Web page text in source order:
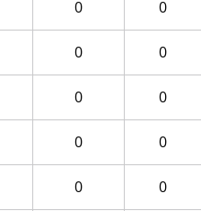
0 0
0 0
0 0
0 0
0 0